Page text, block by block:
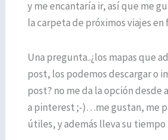
y me encantaría ir, así que me
la carpeta de próximos viajes en
Una pregunta..¿los mapas que
post, los podemos descargar o
post? no me da la opción desde
a pinterest ;-)…me gustan, me
útiles, y además lleva su tiempo